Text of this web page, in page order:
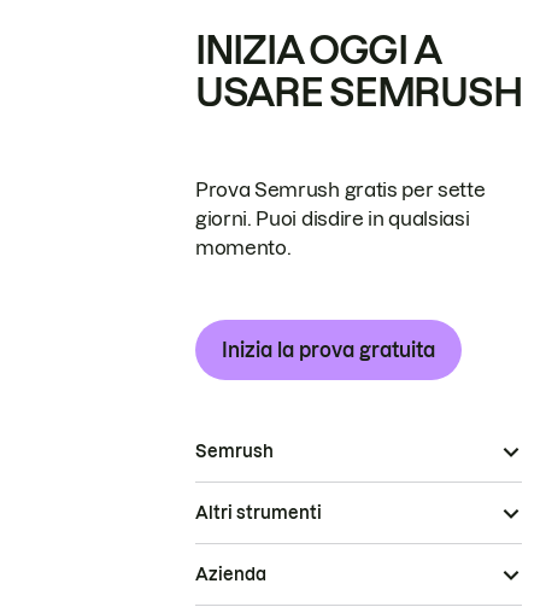
INIZIA OGGI A
USARE SEMRUSH
Prova Semrush gratis per sette
giorni. Puoi disdire in qualsiasi
momento.
Inizia la prova gratuita
Semrush
Altri strumenti
Azienda